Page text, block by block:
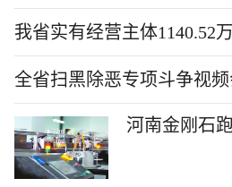
我省实有经营主体1140.52
全省扫黑除恶专项斗争视
河南金刚石